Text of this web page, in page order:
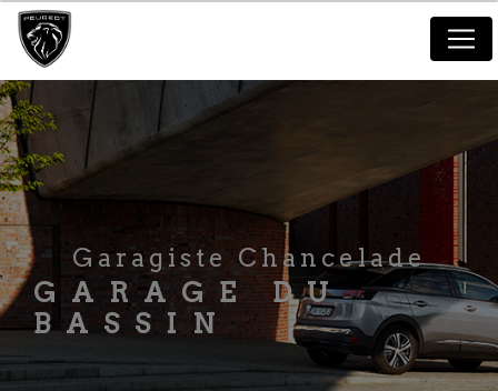
Garagiste Chancelade
GARAGE DU
BASSIN
Panneau de gestion des cookies